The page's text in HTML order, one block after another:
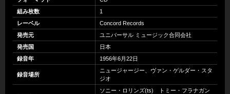
組み枚数
1
レーベル
Concord Records
発売元
ユニバーサル ミュージック合同会社
発売国
日本
録音年
1956年6月22日
録音場所
ニュージャージー、ヴァン・ゲルダー・スタ
ジオ
ソニー・ロリンズ(ts) トミー・フラナガン